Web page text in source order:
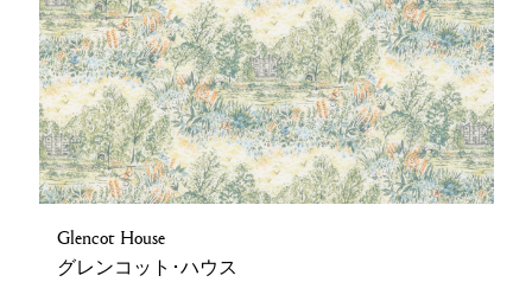
Glencot House
グレンコット･ハウス